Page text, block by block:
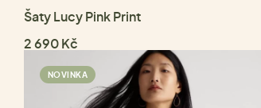
Šaty Lucy Pink Print
2 690 Kč
NOVINKA